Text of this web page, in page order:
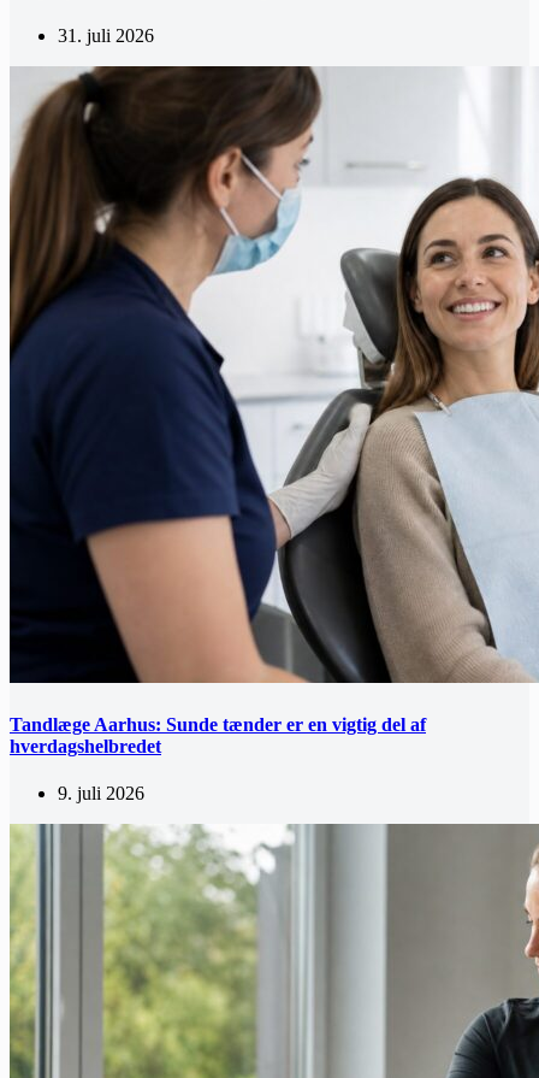
31. juli 2026
Tandlæge Aarhus: Sunde tænder er en vigtig del af
hverdagshelbredet
9. juli 2026